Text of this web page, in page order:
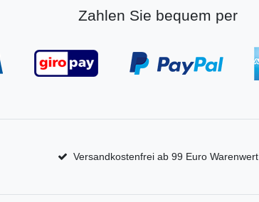
Zahlen Sie bequem per
Versandkostenfrei ab 99 Euro Warenwert